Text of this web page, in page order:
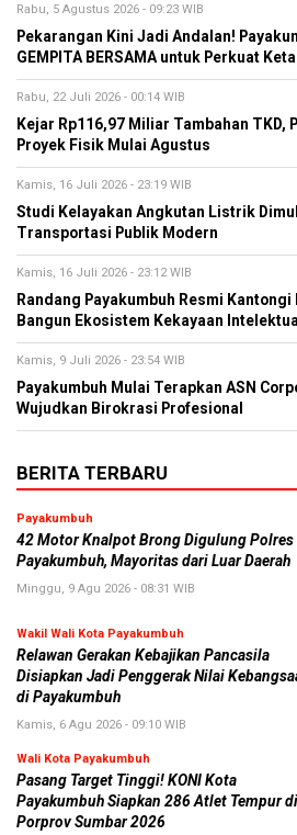
Rabu, 5 Agustus 2026 - 09:23 WIB
Pekarangan Kini Jadi Andalan!
GEMPITA BERSAMA untuk Perkuat
Rabu, 22 Juli 2026 - 00:14 WIB
Kejar Rp116,97 Miliar Tambahan TKD,
Proyek Fisik Mulai Agustus
Kamis, 16 Juli 2026 - 23:19 WIB
Studi Kelayakan Angkutan Listrik
Transportasi Publik Modern
Kamis, 16 Juli 2026 - 23:12 WIB
Randang Payakumbuh Resmi
Bangun Ekosistem Kekayaan Intelektual
Kamis, 9 Juli 2026 - 23:54 WIB
Payakumbuh Mulai Terapkan ASN
Wujudkan Birokrasi Profesional
BERITA TERBARU
Payakumbuh
42 Motor Knalpot Brong Digulung Polres
Payakumbuh, Mayoritas dari Luar Daerah
Minggu, 9 Agu 2026 - 08:31 WIB
Wakil Wali Kota Payakumbuh
Relawan Gerakan Kebajikan Pancasila
Disiapkan Jadi Penggerak Nilai
di Payakumbuh
Kamis, 6 Agu 2026 - 09:10 WIB
Wali Kota Payakumbuh
Pasang Target Tinggi! KONI Kota
Payakumbuh Siapkan 286 Atlet Tempur di
Porprov Sumbar 2026